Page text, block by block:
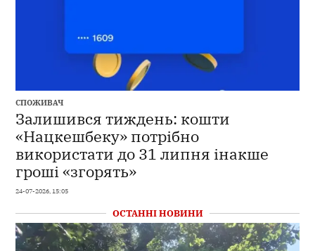
СПОЖИВАЧ
Залишився тиждень: кошти
«Нацкешбеку» потрібно
використати до 31 липня інакше
гроші «згорять»
24-07-2026, 15:05
ОСТАННІ НОВИНИ